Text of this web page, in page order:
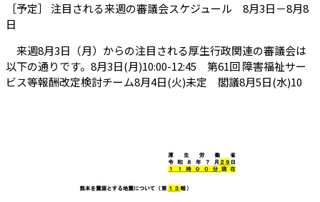
［予定］ 注目される来週の審議会スケジュール 8月3日－8月8
日
来週8月3日（月）からの注目される厚生行政関連の審議会は
以下の通りです。8月3日(月)10:00-12:45 第61回 障害福祉サー
ビス等報酬改定検討チーム8月4日(火)未定 閣議8月5日(水)10